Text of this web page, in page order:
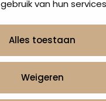
van hun
Alles toestaan
Weigeren